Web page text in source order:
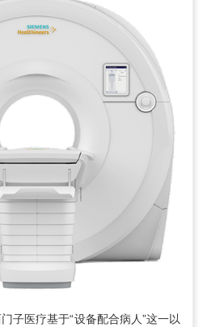
子医疗基于“设备配合病人”这一以